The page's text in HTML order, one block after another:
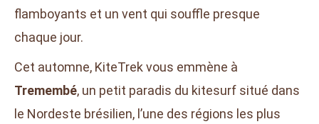
flamboyants et un vent qui souffle presque
chaque jour.
Cet automne, KiteTrek vous emmène à
Tremembé, un petit paradis du kitesurf situé dans
le Nordeste brésilien, l’une des régions les plus